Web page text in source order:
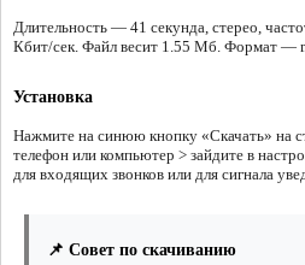
Длительность — 41 секунда, стерео,
Кбит/сек. Файл весит 1.55 Мб. Формат —
Установка
Нажмите на синюю кнопку «Скачать» на
телефон или компьютер > зайдите в
для входящих звонков или для сигнала
📌 Совет по скачиванию